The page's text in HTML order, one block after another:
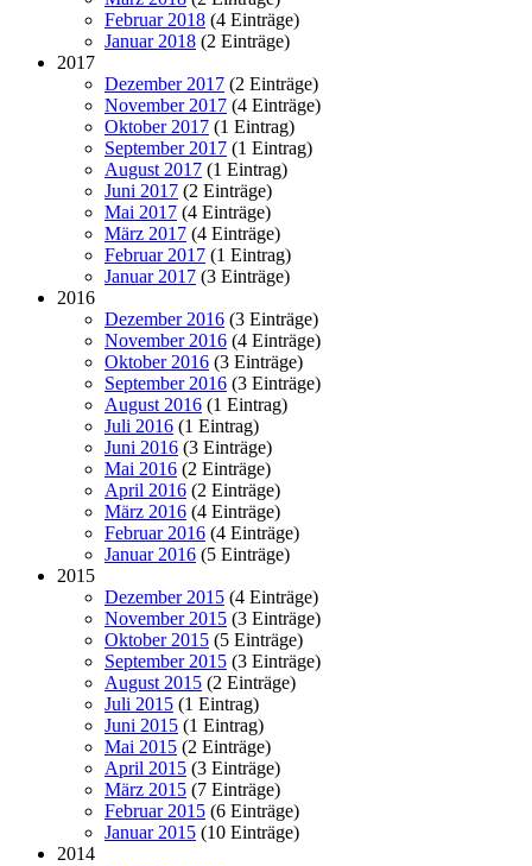
Februar 2018 (4 Einträge)
Januar 2018 (2 Einträge)
2017
Dezember 2017 (2 Einträge)
November 2017 (4 Einträge)
Oktober 2017 (1 Eintrag)
September 2017 (1 Eintrag)
August 2017 (1 Eintrag)
Juni 2017 (2 Einträge)
Mai 2017 (4 Einträge)
März 2017 (4 Einträge)
Februar 2017 (1 Eintrag)
Januar 2017 (3 Einträge)
2016
Dezember 2016 (3 Einträge)
November 2016 (4 Einträge)
Oktober 2016 (3 Einträge)
September 2016 (3 Einträge)
August 2016 (1 Eintrag)
Juli 2016 (1 Eintrag)
Juni 2016 (3 Einträge)
Mai 2016 (2 Einträge)
April 2016 (2 Einträge)
März 2016 (4 Einträge)
Februar 2016 (4 Einträge)
Januar 2016 (5 Einträge)
2015
Dezember 2015 (4 Einträge)
November 2015 (3 Einträge)
Oktober 2015 (5 Einträge)
September 2015 (3 Einträge)
August 2015 (2 Einträge)
Juli 2015 (1 Eintrag)
Juni 2015 (1 Eintrag)
Mai 2015 (2 Einträge)
April 2015 (3 Einträge)
März 2015 (7 Einträge)
Februar 2015 (6 Einträge)
Januar 2015 (10 Einträge)
2014